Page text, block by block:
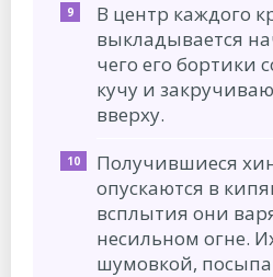
В центр каждого
выкладывается
чего его бортики
кучу и
вверху.
Получившиеся
опускаются в
всплытия они
несильном огне.
шумовкой,